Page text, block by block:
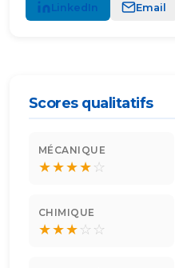
Scores qualitatifs
MÉCANIQUE
★★★★☆
CHIMIQUE
★★★☆ ☆
LinkedIn Email